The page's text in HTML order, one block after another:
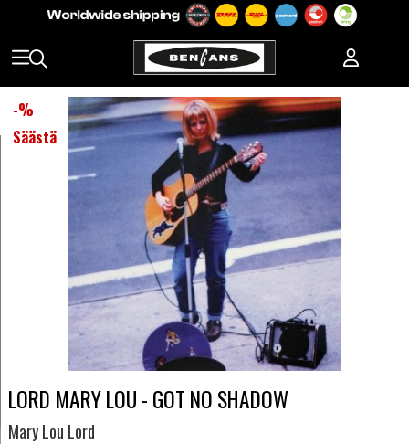
-%
Säästä
LORD MARY LOU - GOT NO SHADOW
Mary Lou Lord